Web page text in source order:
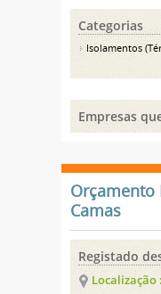
Categorias
Isolamentos
Empresas
Orçamento
Camas
Registado
Localização :